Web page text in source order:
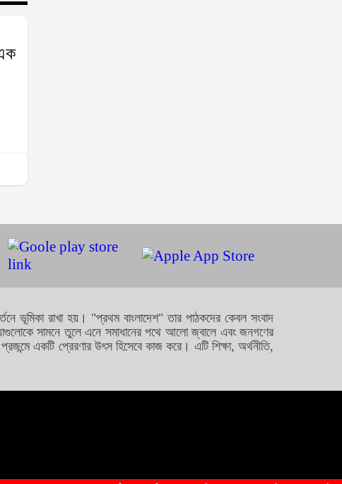
ভূমিকা রাখা হয়। "প্রথম বাংলাদেশ" তার পাঠকদের কেবল সংবাদ
সামনে তুলে এনে সমাধানের পথে আলো জ্বালে এবং জনগণের
একটি প্রেরণার উৎস হিসেবে কাজ করে। এটি শিক্ষা, অর্থনীতি,